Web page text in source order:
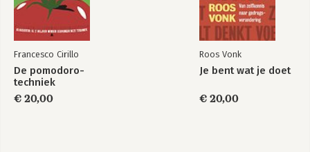
Doorzichtig
Groei of ego
Stereotypedreiging
Egotripje
Kuddedieren
Koorddansen
Francesco Cirillo
De pomodoro-
techniek
€ 20,00
Roos Vonk
Je bent wat je doet
€ 20,00